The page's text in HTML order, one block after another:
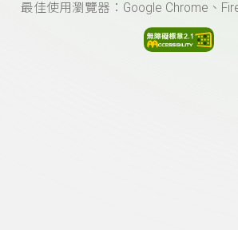
最佳使用瀏覽器：Google Chrome、